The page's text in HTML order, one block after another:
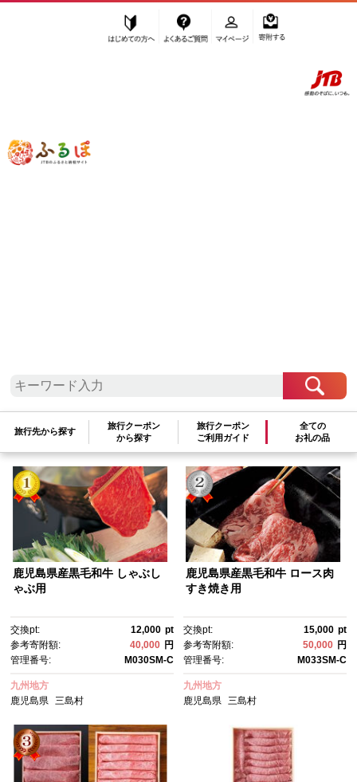
ふるぽ JTBのふるさと納税サイト
旅行先から探す
旅行クーポン
から探す
旅行クーポン
ご利用ガイド
全ての
お礼の品
「ふるさと納税」TOP
ロース
検索結果一覧
参考寄附額順| 新着順 |人気ランキング順
鹿児島県産黒毛和牛 しゃぶし
ゃぶ用
交換pt: 12,000 pt
参考寄附額:
40,000 円
管理番号:
M030SM-C
九州地方
鹿児島県
三島村
鹿児島県産黒毛和牛 ロース肉
すき焼き用
交換pt: 15,000 pt
参考寄附額:
50,000 円
管理番号:
M033SM-C
九州地方
鹿児島県 三島村